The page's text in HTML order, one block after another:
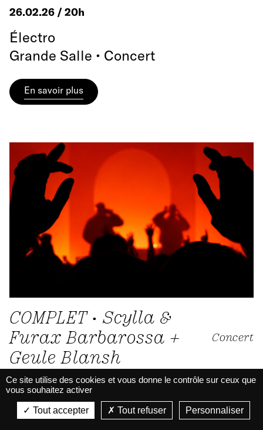
26.02.26 / 20h
Électro
Grande Salle • Concert
En savoir plus
COMPLET • Scylla &
Furax Barbarossa +
Geule Blansh
Concert
27.02.26 / 20h
Rap
La Belle Électrique
La Belle Électrique
VIEW - On Google Play
VIEW
Ce site utilise des cookies et vous donne le contrôle sur ceux que
vous souhaitez activer
Tout accepter Tout refuser Personnaliser